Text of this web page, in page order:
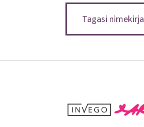
Tagasi nimekirja